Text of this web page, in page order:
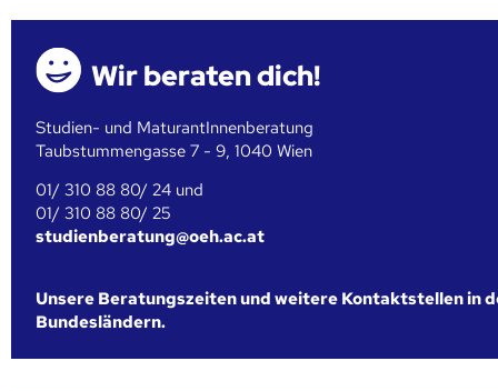
Wir beraten dich!
Studien- und MaturantInnenberatung
Taubstummengasse 7 - 9, 1040 Wien
01/ 310 88 80/ 24 und
01/ 310 88 80/ 25
studienberatung@oeh.ac.at
Unsere Beratungszeiten und weitere Kontaktstellen in
Bundesländern.